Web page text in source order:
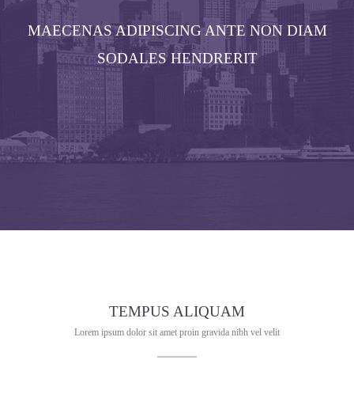
MAECENAS ADIPISCING ANTE NON DIAM
SODALES HENDRERIT
TEMPUS ALIQUAM
Lorem ipsum dolor sit amet proin gravida nibh vel velit